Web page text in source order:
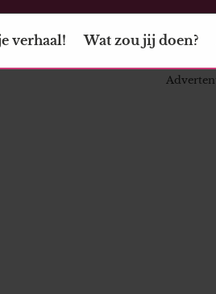
verhaal! Wat zou jij doen?